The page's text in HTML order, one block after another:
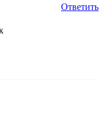
Ответить